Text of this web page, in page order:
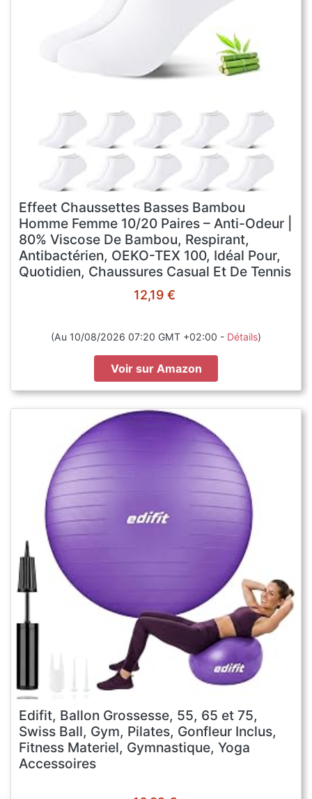
Effeet Chaussettes Basses Bambou
Homme Femme 10/20 Paires – Anti-Odeur |
80% Viscose De Bambou, Respirant,
Antibactérien, OEKO-TEX 100, Idéal Pour,
Quotidien, Chaussures Casual Et De Tennis
12,19 €
(Au 10/08/2026 07:20 GMT +02:00 - Détails)
Voir sur Amazon
Edifit, Ballon Grossesse, 55, 65 et 75,
Swiss Ball, Gym, Pilates, Gonfleur Inclus,
Fitness Materiel, Gymnastique, Yoga
Accessoires